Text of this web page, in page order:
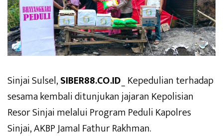
Sinjai Sulsel,SIBER88.CO.ID _ Kepedulian terhadap
sesama kembali ditunjukan jajaran Kepolisian
Resor Sinjai melalui Program Peduli Kapolres
Sinjai, AKBP Jamal Fathur Rakhman.